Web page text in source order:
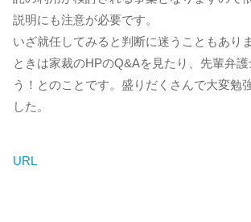
説明にも注意が必要です。
いざ就任してみると判断に迷うこともあり
ときは家裁のHPのQ&Aを見たり、先輩弁護
う！とのことです。盛りだくさんで大変勉
した。
URL